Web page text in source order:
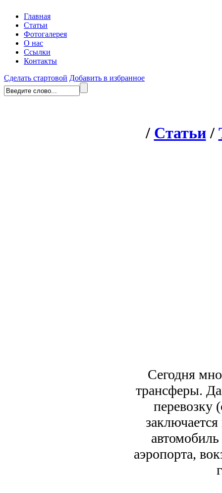
Главная
Статьи
Фотогалерея
О нас
Ссылки
Контакты
Сделать стартовой Добавить в избранное
/ Статьи/
Сегодня
трансферы.
перевозку
аэропорта,